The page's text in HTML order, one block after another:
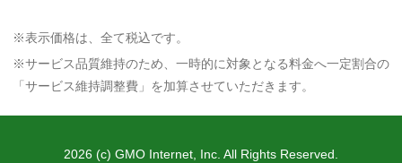
※表示価格は、全て税込です。
※サービス品質維持のため、一時的に対象となる料金へ一定割合の
「サービス維持調整費」を加算させていただきます。
2026 (c) GMO Internet, Inc. All Rights Reserved.